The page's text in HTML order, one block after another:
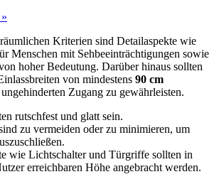
Kriterien sind Detailaspekte wie
Menschen mit Sehbeeinträchtigungen sowie
hoher Bedeutung. Darüber hinaus sollten
von mindestens 90 cm
Zugang zu gewährleisten.
rutschfest und glatt sein.
zu vermeiden oder zu minimieren, um
wie Lichtschalter und Türgriffe sollten in
erreichbaren Höhe angebracht werden.